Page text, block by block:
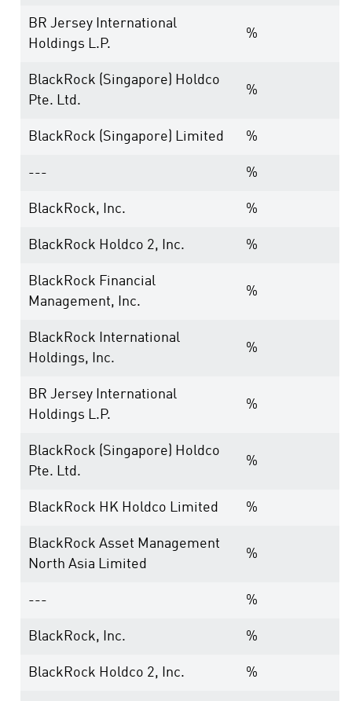
BR Jersey International
Holdings L.P.
%
BlackRock (Singapore) Holdco
Pte. Ltd.
%
BlackRock (Singapore) Limited %
--- %
BlackRock, Inc. %
BlackRock Holdco 2, Inc. %
BlackRock Financial
Management, Inc.
%
BlackRock International
Holdings, Inc.
%
BR Jersey International
Holdings L.P.
%
BlackRock (Singapore) Holdco
Pte. Ltd.
%
BlackRock HK Holdco Limited %
BlackRock Asset Management
North Asia Limited
%
--- %
BlackRock, Inc. %
BlackRock Holdco 2, Inc. %